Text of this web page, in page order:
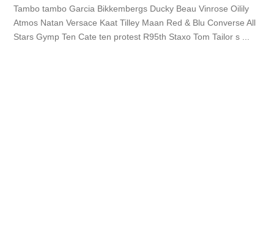
Tambo tambo Garcia Bikkembergs Ducky Beau Vinrose Oilily
Atmos Natan Versace Kaat Tilley Maan Red & Blu Converse All
Stars Gymp Ten Cate ten protest R95th Staxo Tom Tailor s ...